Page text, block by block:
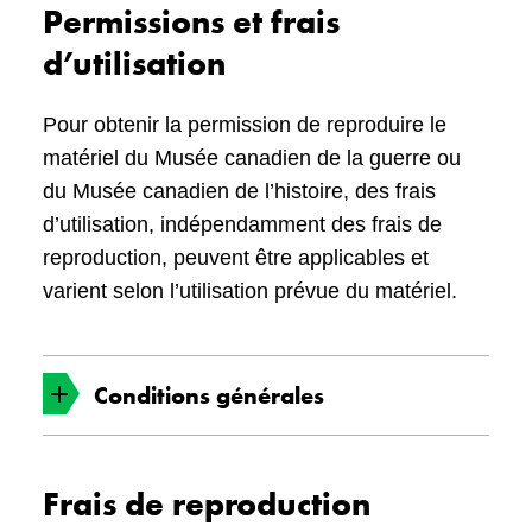
de demande en ligne, veuillez nous
soumettre votre demande par écrit en
Votre nom
Nom de votre institution ou compagnie
Adresse postale
Numéros de télécopie, de téléphone et
incluant les numéros de photographie et de
catalogue
votre publication, film ou produit; nom de
Permissions et frais
d’utilisation
Pour obtenir la permission de reproduire le
matériel du Musée canadien de la guerre ou
du Musée canadien de l’histoire, des frais
d’utilisation, indépendamment des frais de
reproduction, peuvent être applicables et
varient selon l’utilisation prévue du matériel.
Conditions générales
par écrit par le biais du formulaire de
Frais de reproduction